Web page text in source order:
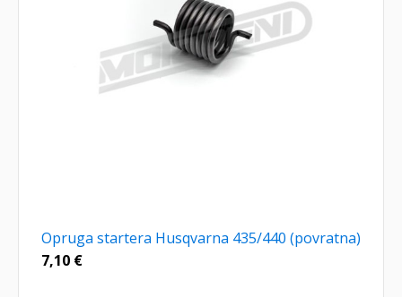
Opruga startera Husqvarna 435/440 (povratna)
7,10 €